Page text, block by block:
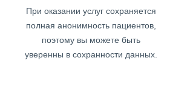
При оказании услуг сохраняется
полная анонимность пациентов,
поэтому вы можете быть
уверенны в сохранности данных.